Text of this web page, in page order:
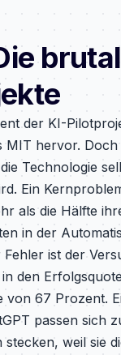
der KI-
MIT hervor. Doch
Technologie
Ein
als die Hälfte
in der
ist der
den
von 67 Prozent.
passen sich
weil sie